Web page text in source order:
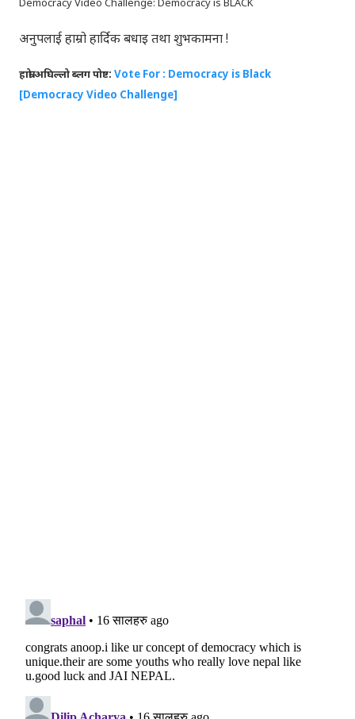
अनुपलाई हाम्रो हार्दिक बधाइ तथा शुभकामना !
हाम्रो अघिल्लो ब्लग पोष्ट: Vote For : Democracy is Black
[Democracy Video Challenge]